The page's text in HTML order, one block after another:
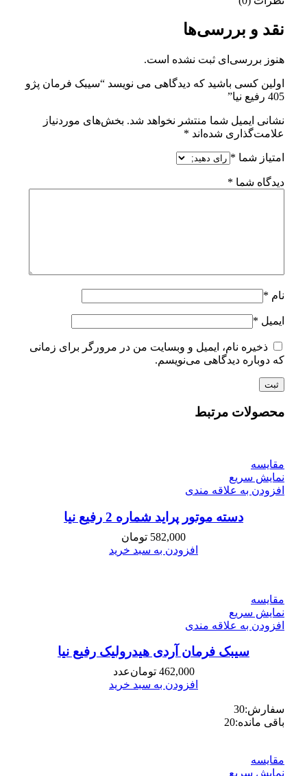
نقد و بررسی‌ها
هنوز بررسی‌ای ثبت نشده است.
اولین کسی باشید که دیدگاهی می نویسد “سیبک فرمان پژو
405 رفیع نیا”
نشانی ایمیل شما منتشر نخواهد شد. بخش‌های موردنیاز
علامت‌گذاری شده‌اند *
امتیاز شما *
دیدگاه شما *
نام *
ایمیل *
ذخیره نام، ایمیل و وبسایت من در مرورگر برای زمانی
که دوباره دیدگاهی می‌نویسم.
محصولات مرتبط
مقايسه
نمایش سریع
افزودن به علاقه مندی
دسته موتور پراید شماره 2 رفیع نیا
582,000 تومان
افزودن به سبد خرید
مقايسه
نمایش سریع
افزودن به علاقه مندی
سیبک فرمان آردی هیدرولیک رفیع نیا
462,000 تومانعدد
افزودن به سبد خرید
سفارش:30
باقی مانده:20
مقايسه
نمایش سریع